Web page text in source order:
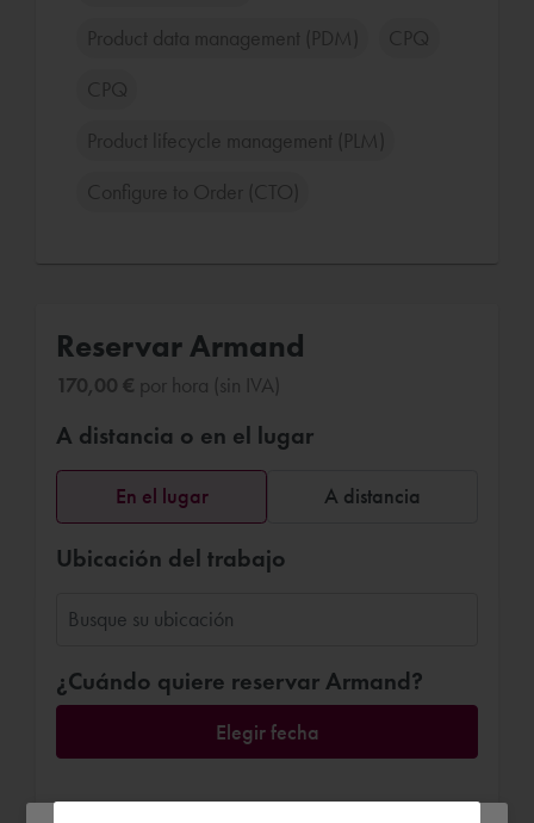
Product data management (PDM) CPQ
CPQ
Product lifecycle management (PLM)
Configure to Order (CTO)
Reservar Armand
170,00 € por hora (sin IVA)
A distancia o en el lugar
En el lugar A distancia
Ubicación del trabajo
¿Cuándo quiere reservar Armand?
Elegir fecha